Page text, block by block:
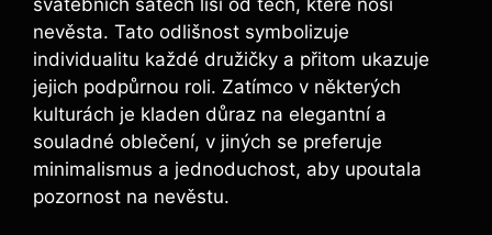
nevěsta. Tato ​odlišnost symbolizuje
individualitu​ každé družičky a přitom ukazuje
jejich podpůrnou roli. Zatímco v některých
kulturách je kladen důraz na elegantní a
souladné oblečení, v jiných se preferuje
minimalismus a jednoduchost, ​aby upoutala
pozornost na ⁢nevěstu.